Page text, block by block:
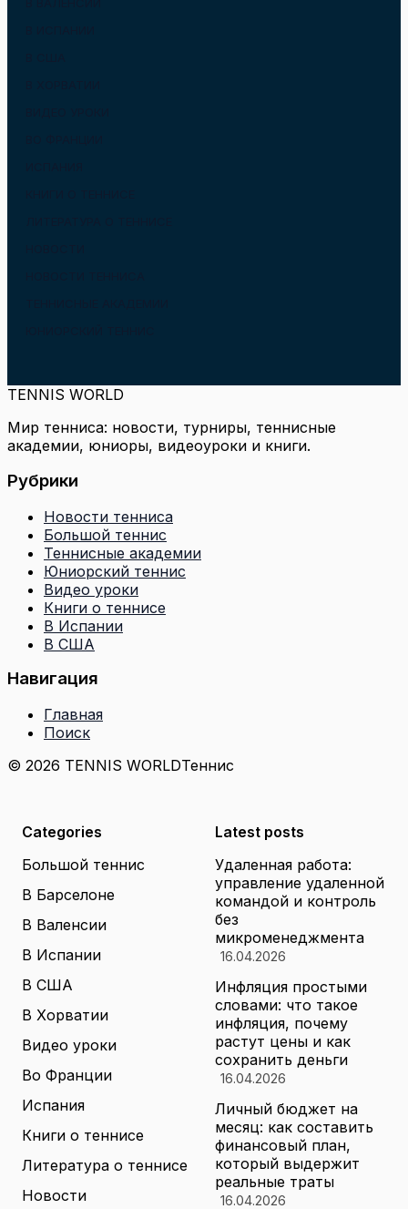
TENNIS WORLD
Мир тенниса: новости, турниры, теннисные
академии, юниоры, видеоуроки и книги.
Рубрики
Новости тенниса
Большой теннис
Теннисные академии
Юниорский теннис
Видео уроки
Книги о теннисе
В Испании
В США
Навигация
Главная
Поиск
© 2026 TENNIS WORLDТеннис
Categories
Большой теннис
В Барселоне
В Валенсии
В Испании
В США
В Хорватии
Видео уроки
Во Франции
Испания
Книги о теннисе
Литература о теннисе
Новости
Latest posts
Удаленная работа:
управление удаленной
командой и контроль
без
микроменеджмента
16.04.2026
Инфляция простыми
словами: что такое
инфляция, почему
растут цены и как
сохранить деньги
16.04.2026
Личный бюджет на
месяц: как составить
финансовый план,
который выдержит
реальные траты
16.04.2026